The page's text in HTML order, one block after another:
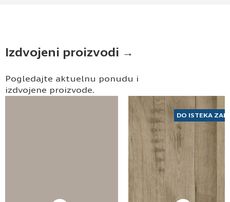
Izdvojeni proizvodi →
Pogledajte aktuelnu ponudu i
izdvojene proizvode.
DO ISTEKA